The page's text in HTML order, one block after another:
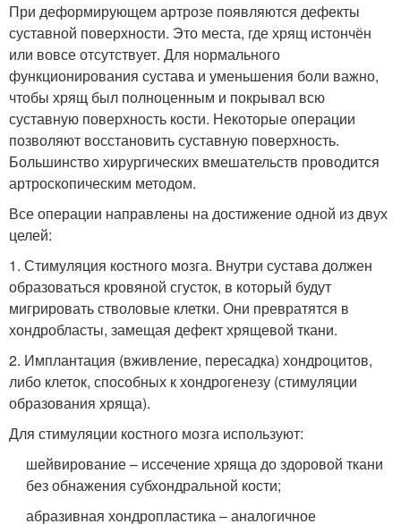
При деформирующем артрозе появляются дефекты
суставной поверхности. Это места, где хрящ истончён
или вовсе отсутствует. Для нормального
функционирования сустава и уменьшения боли важно,
чтобы хрящ был полноценным и покрывал всю
суставную поверхность кости. Некоторые операции
позволяют восстановить суставную поверхность.
Большинство хирургических вмешательств проводится
артроскопическим методом.
Все операции направлены на достижение одной из двух
целей:
1. Стимуляция костного мозга. Внутри сустава должен
образоваться кровяной сгусток, в который будут
мигрировать стволовые клетки. Они превратятся в
хондробласты, замещая дефект хрящевой ткани.
2. Имплантация (вживление, пересадка) хондроцитов,
либо клеток, способных к хондрогенезу (стимуляции
образования хряща).
Для стимуляции костного мозга используют:
шейвирование – иссечение хряща до здоровой ткани
без обнажения субхондральной кости;
абразивная хондропластика – аналогичное